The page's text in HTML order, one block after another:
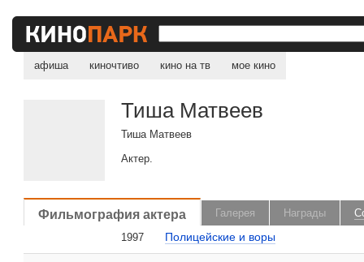
афиша киночтиво кино на тв мое кино
Тиша Матвеев
Тиша Матвеев
Актер.
Фильмография актера Галерея Награды
1997
Полицейские и воры
Тиша Матвеев на сайте Кино-Театр.ru
, поделитесь своим мнением